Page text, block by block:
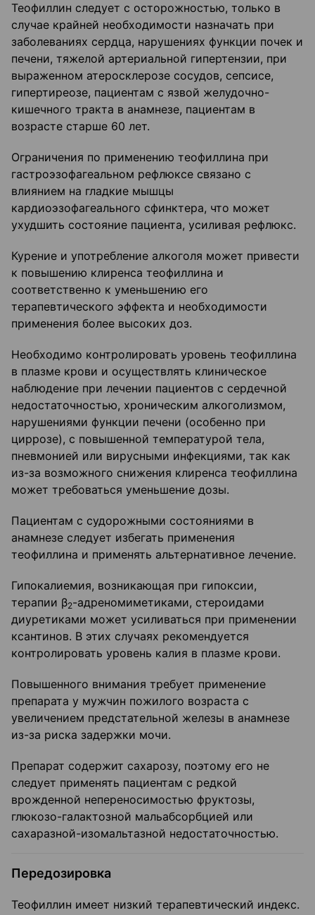
Теофиллин следует с осторожностью, только в
случае крайней необходимости назначать при
заболеваниях сердца, нарушениях функции почек и
печени, тяжелой артериальной гипертензии, при
выраженном атеросклерозе сосудов, сепсисе,
гипертиреозе, пациентам с язвой желудочно-
кишечного тракта в анамнезе, пациентам в
возрасте старше 60 лет.
Ограничения по применению теофиллина при
гастроэзофагеальном рефлюксе связано с
влиянием на гладкие мышцы
кардиоэзофагеального сфинктера, что может
ухудшить состояние пациента, усиливая рефлюкс.
Курение и употребление алкоголя может привести
к повышению клиренса теофиллина и
соответственно к уменьшению его
терапевтического эффекта и необходимости
применения более высоких доз.
Необходимо контролировать уровень теофиллина
в плазме крови и осуществлять клиническое
наблюдение при лечении пациентов с сердечной
недостаточностью, хроническим алкоголизмом,
нарушениями функции печени (особенно при
циррозе), с повышенной температурой тела,
пневмонией или вирусными инфекциями, так как
из-за возможного снижения клиренса теофиллина
может требоваться уменьшение дозы.
Пациентам с судорожными состояниями в
анамнезе следует избегать применения
теофиллина и применять альтернативное лечение.
Гипокалиемия, возникающая при гипоксии,
терапии β2-адреномиметиками, стероидами
диуретиками может усиливаться при применении
ксантинов. В этих случаях рекомендуется
контролировать уровень калия в плазме крови.
Повышенного внимания требует применение
препарата у мужчин пожилого возраста с
увеличением предстательной железы в анамнезе
из-за риска задержки мочи.
Препарат содержит сахарозу, поэтому его не
следует применять пациентам с редкой
врожденной непереносимостью фруктозы,
глюкозо-галактозной мальабсорбцией или
сахаразной-изомальтазной недостаточностью.
Передозировка
Теофиллин имеет низкий терапевтический индекс.